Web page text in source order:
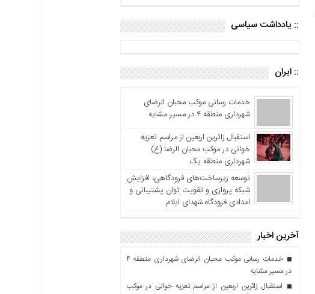
:: یادداشت سیاسی
:: ایران
خدمات رسانی موکب محبان الرضای
شهرداری منطقه ۴ در مسیر مشایه
استقبال زائرین اربعین از مراسم تعزیه
خوانی در موکب محبان الرضا (ع)
شهرداری منطقه یک
توسعه زیرساخت‌های فرودگاهی، افزایش
شبکه پروازی و تقویت توان پشتیبانی و
امدادی فرودگاه شهدای ایلام
آخرین اخبار
خدمات رسانی موکب محبان الرضای شهرداری منطقه ۴
در مسیر مشایه
استقبال زائرین اربعین از مراسم تعزیه خوانی در موکب